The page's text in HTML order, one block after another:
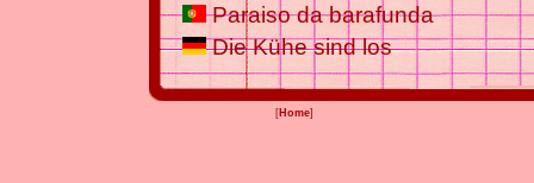
Paraiso da barafunda
Die Kühe sind los
[Home]